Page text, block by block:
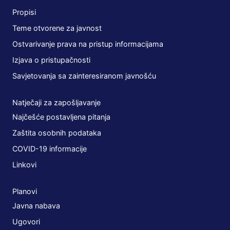
Propisi
Teme otvorene za javnost
Ostvarivanje prava na pristup informacijama
Izjava o pristupačnosti
Savjetovanja sa zainteresiranom javnošću
Natječaji za zapošljavanje
Najčešće postavljena pitanja
Zaštita osobnih podataka
COVID-19 informacije
Linkovi
Planovi
Javna nabava
Ugovori